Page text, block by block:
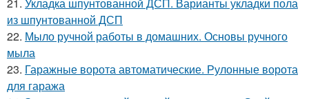
из шпунтованной ДСП
22. Мыло ручной работы в домашних. Основы ручного
мыла
23. Гаражные ворота автоматические. Рулонные ворота
для гаража